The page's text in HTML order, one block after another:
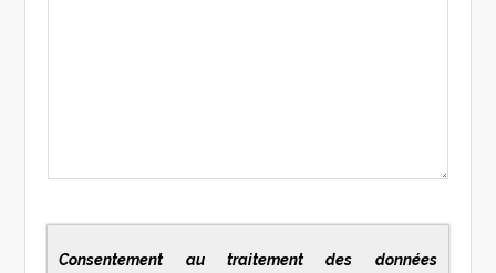
Consentement au traitement des données